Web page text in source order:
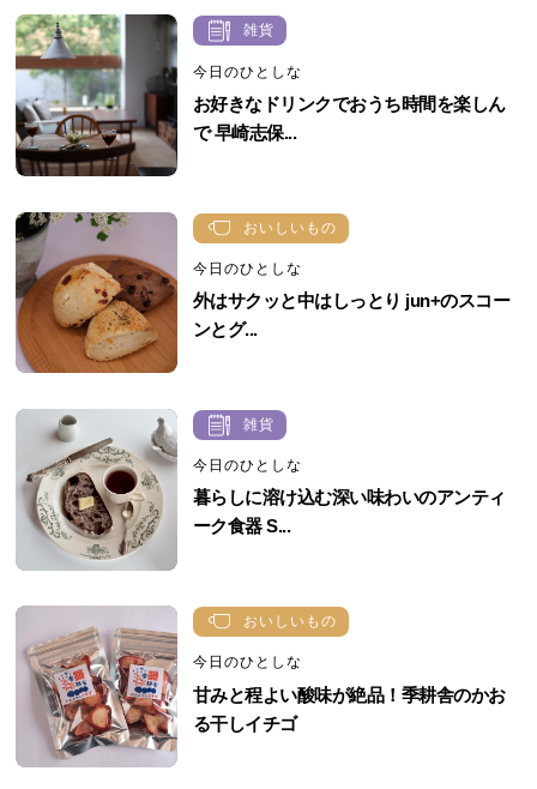
雑貨
今日のひとしな
お好きなドリンクでおうち時間を楽しん
で 早崎志保...
おいしいもの
今日のひとしな
外はサクッと中はしっとり jun+のスコー
ンとグ...
雑貨
今日のひとしな
暮らしに溶け込む深い味わいのアンティ
ーク食器 S...
おいしいもの
今日のひとしな
甘みと程よい酸味が絶品！季耕舎のかお
る干しイチゴ